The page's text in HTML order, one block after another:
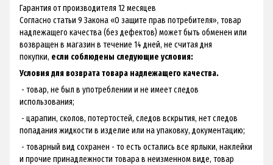
Гарантия от производителя 12 месяцев
Согласно статьи 9 Закона «О защите прав потребителя», товар
надлежащего качества (без дефектов) может быть обменен или
возвращен в магазин в течение 14 дней, не считая дня
покупки, если соблюдены следующие условия:
Условия для возврата товара надлежащего качества.
- товар, не был в употреблении и не имеет следов
использования;
- царапин, сколов, потертостей, следов вскрытия, нет следов
попадания жидкости в изделие или на упаковку, документацию;
- товарный вид сохранен - ​​то есть остались все ярлыки, наклейки
и прочие принадлежности товара в неизменном виде, товар